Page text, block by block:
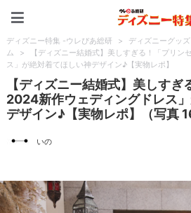
ディズニー特集 -ウレぴあ総研 > ディズニーグッ
ム
>
【ディズニー結婚式】美しすぎる！「プリ
ス」が絶対着てほしい神デザイン♪【実物レポ】
【ディズニー結婚式】美しす
2024新作ウェディングドレス
デザイン♪【実物レポ】（写真
いの